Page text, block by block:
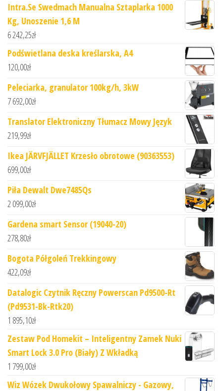
Intra.Se Swedmach Manualna Sztaplarka 1000
Kg, Unoszenie 1,6 M
6 242,25zł
Podświetlana deska kreślarska, A4
120,00zł
Peleciarka, granulator 100kg/h, 3kW
7 692,00zł
Translator Elektroniczny Tłumacz Mowy Język
219,99zł
Ikea JÄRVFJÄLLET Krzesło obrotowe (90363553)
699,00zł
Piła Dewalt Dwe7485Qs
2 099,00zł
Gardena smart Sensor (19040-20)
278,80zł
Bogota Półgoleń Trekkingowy
422,09zł
Datalogic Czytnik Ręczny Powerscan Pd9500-Rt
(Pd9531-Bk-Rtk20)
1 895,10zł
Zestaw Pod Homekit – Inteligentny Zamek Nuki
Smart Lock 3.0 Pro (Biały) Z Wkładką
1 799,00zł
Wiz Wózek Dwukołowy Spawalniczy - Gazowy,